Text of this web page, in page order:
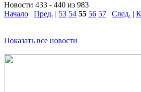
Новости 433 - 440 из 983
Начало | Пред. | 53 54 55 56 57 | След. |
Показать все новости